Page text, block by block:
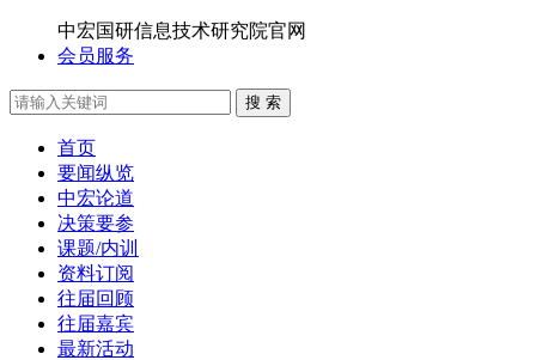
中宏国研信息技术研究院官网
会员服务
搜 索
首页
要闻纵览
中宏论道
决策要参
课题/内训
资料订阅
往届回顾
往届嘉宾
最新活动